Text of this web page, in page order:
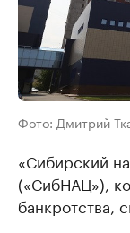
Фото: Дмитрий
«Сибирский
(«СибНАЦ»),
банкротства,